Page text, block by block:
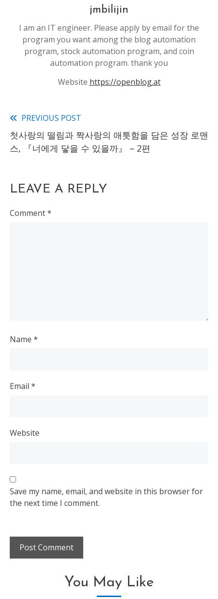
jmbilijin
I am an IT engineer. Please apply by email for the
program you want among the blog automation
program, stock automation program, and coin
automation program. thank you
Website https://openblog.at
Read
more
PREVIOUS POST
첫사랑의 떨림과 짝사랑의 애틋함을 담은 성장 로맨
스, 『너에게 닿을 수 있을까』 – 2편
LEAVE A REPLY
Comment*
Name *
Email *
Website
Save my name, email, and website in this browser for
the next time I comment.
You May Like